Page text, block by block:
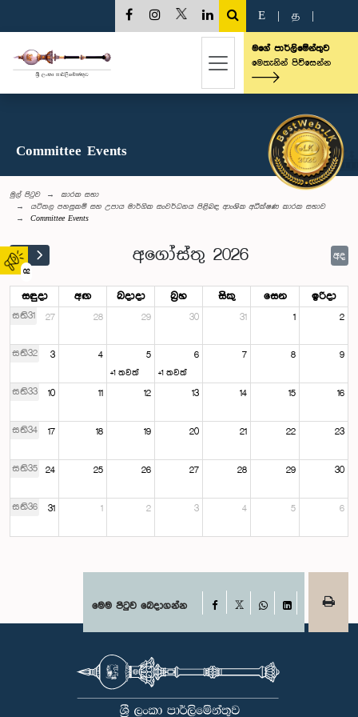
02
E த
මගේ පාර්ලිමේන්තුව
මෙතැනින් පිවිසෙන්න
Committee Events
මුල් පිටුව
කාරක සභා
යටිතල පහසුකම් සහ උපාය මාර්ගික සංවර්ධනය පිළිබඳ ආංශික අධීක්ෂණ කාරක සභාව
Committee Events
අගෝස්තු 2026 අද
සඳුදා අඟ බදාදා බ්‍රහ සිකු සෙන ඉරිදා
සති31 27 28 29 30 31 1 2
සති32 3 4 5
+1 තවත්
6
+1 තවත්
7 8 9
සති33 10 11 12 13 14 15 16
සති34 17 18 19 20 21 22 23
සති35 24 25 26 27 28 29 30
සති36 31 1 2 3 4 5 6
මෙම පිටුව බෙදාගන්න Facebook